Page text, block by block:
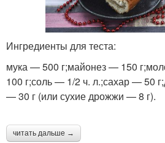
Ингредиенты для теста:
мука — 500 г;майонез — 150
100 г;соль — 1/2 ч. л.;сахар — 50
— 30 г (или сухие дрожжи — 8 г).
читать дальше →